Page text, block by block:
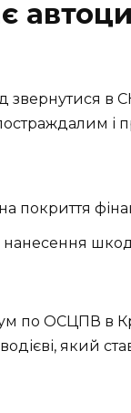
звернутися в
і
покриття
нанесення
по ОСЦПВ в
який